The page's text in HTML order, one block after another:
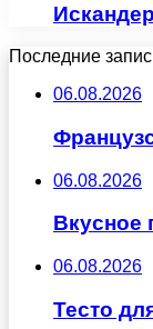
Последние
06.08.2026
06.08.2026
Вкусное
06.08.2026
Тесто